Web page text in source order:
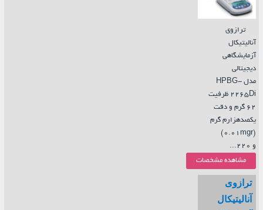
ترازوی
آنالیتیکال
آزمایشگاهی
دیجیتالی
مدل HPBG-
2265Di ظرفیت
62 گرم و دقت
یکصدهزارم گرم
(0.01mgr)
و 220...
مشاهده مشخصات
ترازوی
آنالیتیکال